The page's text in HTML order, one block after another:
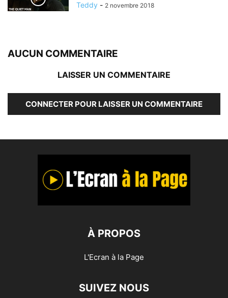
Teddy - 2 novembre 2018
AUCUN COMMENTAIRE
LAISSER UN COMMENTAIRE
CONNECTER POUR LAISSER UN COMMENTAIRE
À PROPOS
L'Ecran à la Page
SUIVEZ NOUS